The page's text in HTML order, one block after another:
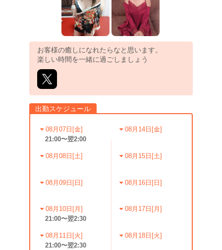
お客様の癒しになれたらなと思います。
楽しい時間を一緒に過ごしましょう
出勤スケジュール
08月07日[金]
21:00〜翌2:00
08月08日[土]
08月09日[日]
08月10日[月]
21:00〜翌2:30
08月11日[火]
21:00〜翌2:30
08月14日[金]
08月15日[土]
08月16日[日]
08月17日[月]
08月18日[火]